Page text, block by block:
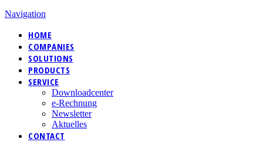
Navigation
HOME
COMPANIES
SOLUTIONS
PRODUCTS
SERVICE
Downloadcenter
e-Rechnung
Newsletter
Aktuelles
CONTACT